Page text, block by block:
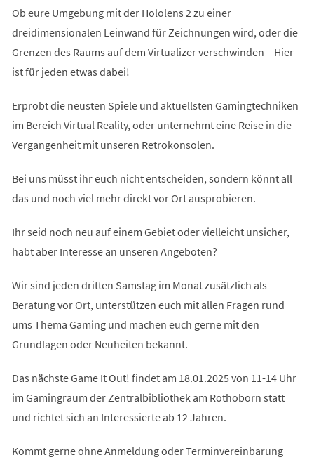
Ob eure Umgebung mit der Hololens 2 zu einer
dreidimensionalen Leinwand für Zeichnungen wird, oder die
Grenzen des Raums auf dem Virtualizer verschwinden – Hier
ist für jeden etwas dabei!
Erprobt die neusten Spiele und aktuellsten Gamingtechniken
im Bereich Virtual Reality, oder unternehmt eine Reise in die
Vergangenheit mit unseren Retrokonsolen.
Bei uns müsst ihr euch nicht entscheiden, sondern könnt all
das und noch viel mehr direkt vor Ort ausprobieren.
Ihr seid noch neu auf einem Gebiet oder vielleicht unsicher,
habt aber Interesse an unseren Angeboten?
Wir sind jeden dritten Samstag im Monat zusätzlich als
Beratung vor Ort, unterstützen euch mit allen Fragen rund
ums Thema Gaming und machen euch gerne mit den
Grundlagen oder Neuheiten bekannt.
Das nächste Game It Out! findet am 18.01.2025 von 11-14 Uhr
im Gamingraum der Zentralbibliothek am Rothoborn statt
und richtet sich an Interessierte ab 12 Jahren.
Kommt gerne ohne Anmeldung oder Terminvereinbarung